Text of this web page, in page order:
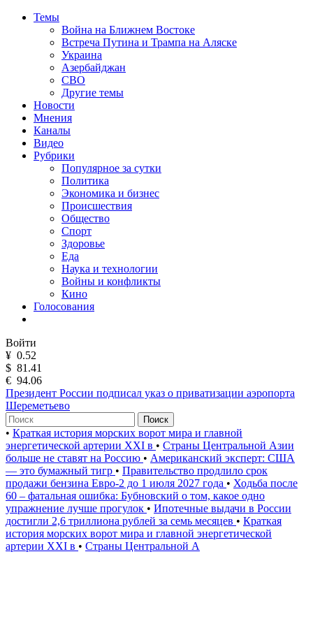
Темы
Война на Ближнем Востоке
Встреча Путина и Трампа на Аляске
Украина
Азербайджан
СВО
Другие темы
Новости
Мнения
Каналы
Видео
Рубрики
Популярное за сутки
Политика
Экономика и бизнес
Происшествия
Общество
Спорт
Здоровье
Еда
Наука и технологии
Войны и конфликты
Кино
Голосования
Войти
¥ 0.52
$ 81.41
€ 94.06
Президент России подписал указ о приватизации аэропорта
Шереметьево
Поиск
• Краткая история морских ворот мира и главной
энергетической артерии XXI в • Страны Центральной Азии
больше не ставят на Россию • Американский эксперт: США
— это бумажный тигр • Правительство продлило срок
продажи бензина Евро-2 до 1 июля 2027 года • Ходьба после
60 – фатальная ошибка: Бубновский о том, какое одно
упражнение лучше прогулок • Ипотечные выдачи в России
достигли 2,6 триллиона рублей за семь месяцев • Краткая
история морских ворот мира и главной энергетической
артерии XXI в • Страны Центральной А